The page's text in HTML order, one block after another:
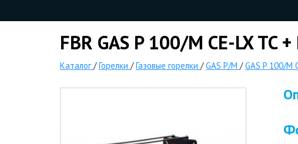
FBR GAS P 100/M CE-LX TC
Каталог /Горелки /Газовые горелки /GAS P/M /GAS P 100/M